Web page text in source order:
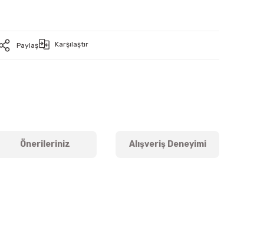
Paylaş Karşılaştır
Önerileriniz Alışveriş Deneyimi